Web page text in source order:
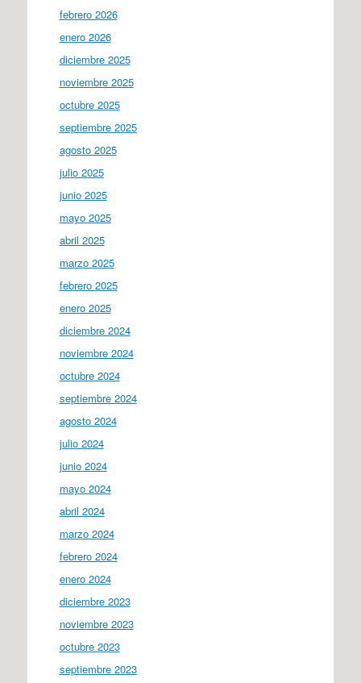
febrero 2026
enero 2026
diciembre 2025
noviembre 2025
octubre 2025
septiembre 2025
agosto 2025
julio 2025
junio 2025
mayo 2025
abril 2025
marzo 2025
febrero 2025
enero 2025
diciembre 2024
noviembre 2024
octubre 2024
septiembre 2024
agosto 2024
julio 2024
junio 2024
mayo 2024
abril 2024
marzo 2024
febrero 2024
enero 2024
diciembre 2023
noviembre 2023
octubre 2023
septiembre 2023